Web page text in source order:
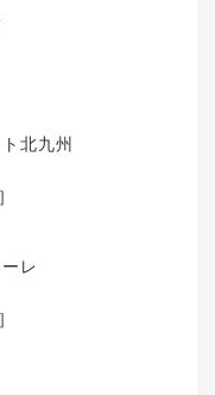
北九州
レ